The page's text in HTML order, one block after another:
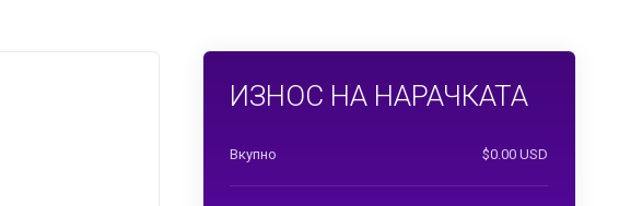
ИЗНОС НА НАРАЧКАТА
Вкупно $0.00 USD